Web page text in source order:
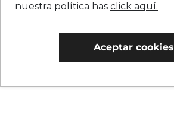
nuestra política has click aquí.
Aceptar cookies